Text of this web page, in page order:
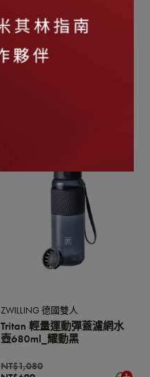
ZWILLING 德國雙人
ZWILLING 德國雙人
Tritan 輕量運動彈蓋濾網水
壺680ml_耀動黑
NT$1,080